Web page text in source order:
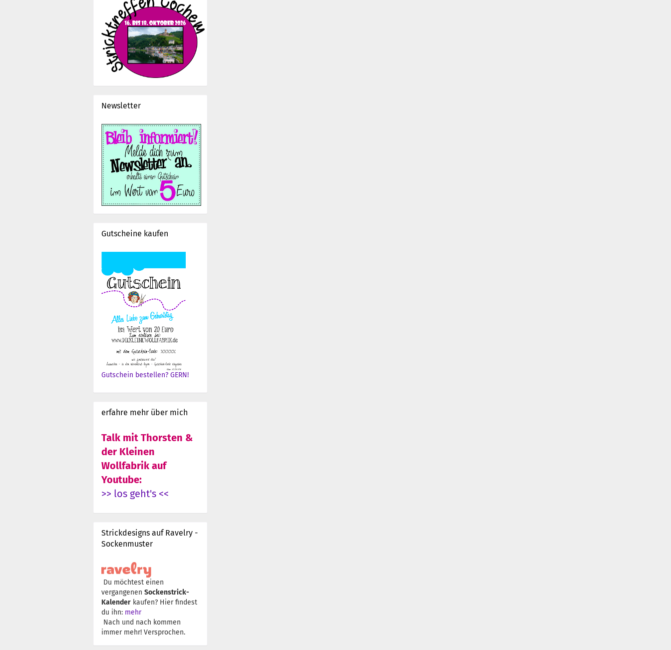
Newsletter
Gutscheine kaufen
Gutschein bestellen? GERN!
erfahre mehr über mich
Talk mit Thorsten &
der Kleinen
Wollfabrik auf
Youtube:
>> los geht's <<
Strickdesigns auf Ravelry -
Sockenmuster
Du möchtest einen
vergangenen Sockenstrick-
Kalender kaufen? Hier findest
du ihn: mehr
Nach und nach kommen
immer mehr! Versprochen.